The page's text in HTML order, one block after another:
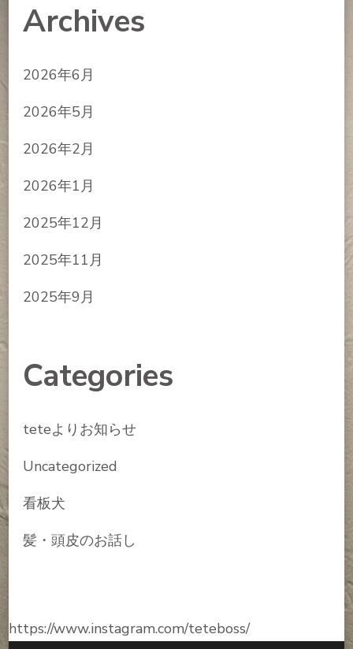
Archives
2026年6月
2026年5月
2026年2月
2026年1月
2025年12月
2025年11月
2025年9月
Categories
teteよりお知らせ
Uncategorized
看板犬
髪・頭皮のお話し
https://www.instagram.com/teteboss/